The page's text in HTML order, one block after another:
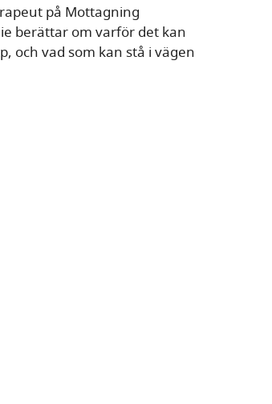
på Mottagning
berättar om varför det kan
och vad som kan stå i vägen